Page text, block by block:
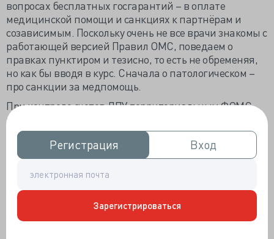
Регистрация
Регистрация Вход
Вход
Зарегистрироваться
вопросах бесплатных госгарантий – в оплате
медицинской помощи и санкциях к партнёрам и
созависимым. Поскольку очень не все врачи знакомы с
работающей версией Правил ОМС, поведаем о
правках пунктиром и тезисно, то есть не обременяя,
но как бы вводя в курс. Сначала о патологическом –
про санкции за медпомощь.
При контроле счетов ЛПУ территориальным ФОМС
предписано выявлять ненадлежащую диагностику и
лечение, что в действующих Правилах прерогатива
экспертизы качества медпомощи (ЭКМП)
страховщика. И пусть «расстреливать два раза
уставы не велят», но коль проверяющий счета ЛПУ
материал, никто поделать ничего не смог», ну вы
поняли – накажут рублём.